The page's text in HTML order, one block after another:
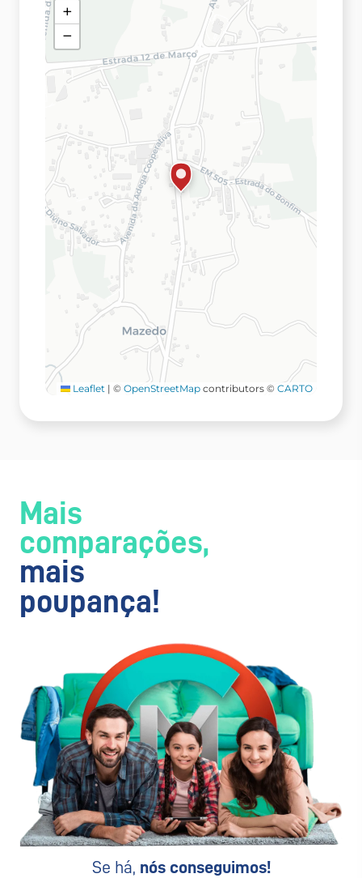
+
−
Leaflet | © OpenStreetMap contributors © CARTO
Mais
comparações,
mais
poupança!
Se há, nós conseguimos!